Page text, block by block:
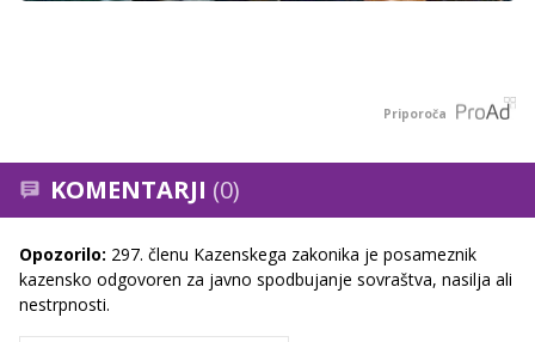
Priporoča
KOMENTARJI (0)
Opozorilo: 297. členu Kazenskega zakonika je posameznik
kazensko odgovoren za javno spodbujanje sovraštva, nasilja ali
nestrpnosti.